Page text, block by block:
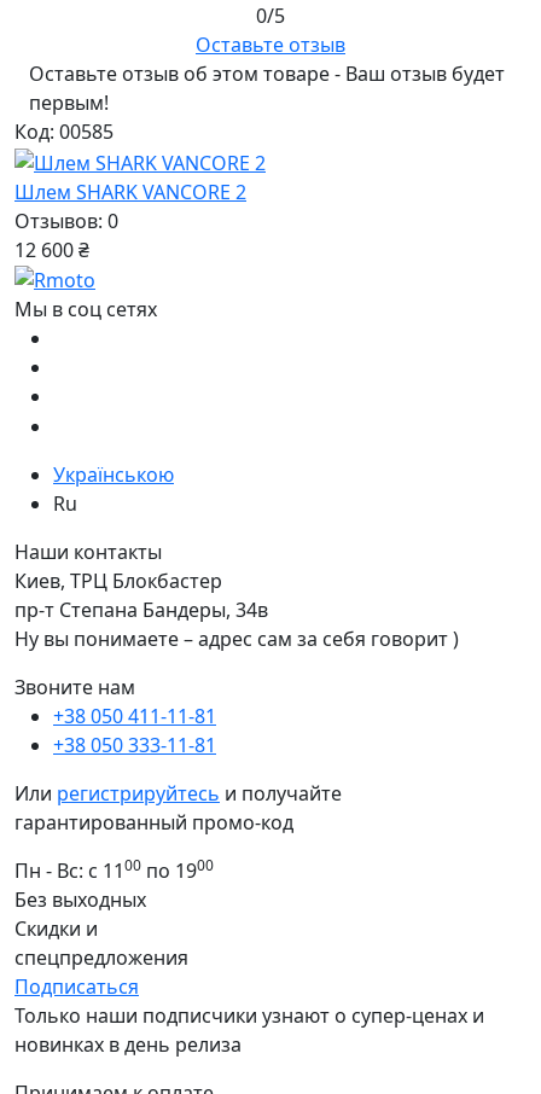
0/5
Оставьте отзыв
Оставьте отзыв об этом товаре - Ваш отзыв будет
первым!
Код: 00585
Шлем SHARK VANCORE 2
Отзывов: 0
12 600 ₴
Мы в соц сетях
Українською
Ru
Наши контакты
Киев, ТРЦ Блокбастер
пр-т Степана Бандеры, 34в
Ну вы понимаете – адрес сам за себя говорит )
Звоните нам
+38 050 411-11-81
+38 050 333-11-81
Или регистрируйтесь и получайте
гарантированный промо-код
Пн - Вс: с 1100 по 1900
Без выходных
Скидки и
спецпредложения
Подписаться
Только наши подписчики узнают о супер-ценах и
новинках в день релиза